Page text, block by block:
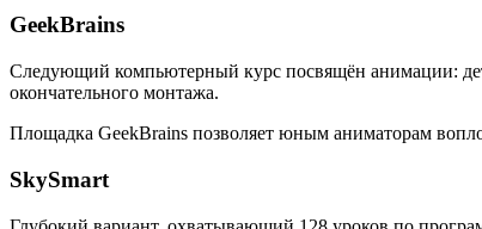
GeekBrains
Следующий компьютерный курс посвящён анимации:
окончательного монтажа.
Площадка GeekBrains позволяет юным аниматорам
SkySmart